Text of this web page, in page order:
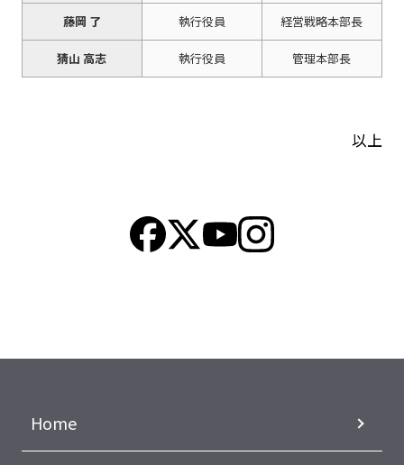
藤岡 了 執行役員 経営戦略本部長
猜山 高志 執行役員 管理本部長
以上
Home